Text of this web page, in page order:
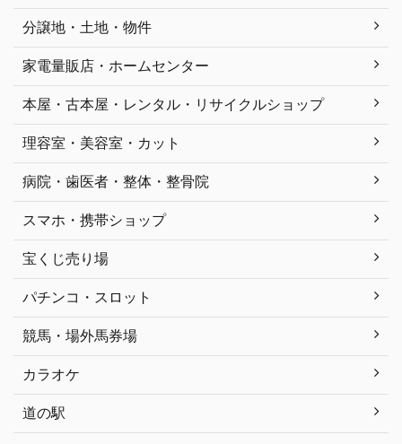
分譲地・土地・物件
家電量販店・ホームセンター
本屋・古本屋・レンタル・リサイクルショップ
理容室・美容室・カット
病院・歯医者・整体・整骨院
スマホ・携帯ショップ
宝くじ売り場
パチンコ・スロット
競馬・場外馬券場
カラオケ
道の駅